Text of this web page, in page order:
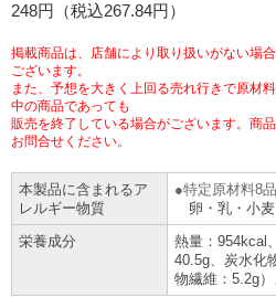
ニンテンドー・ダウンロードカード
スキャン
ファクス
チケット
プリペイドサービス
スポーツ振興くじ
セブン銀行ATM
ご利用可能なお支払い方法
スマホプリペイド
レジでApple Accountにチャージ
イープラス
JTB
セブンネットショッピング
貸借対照表・損益計算書
沿革
国内店舗数
売上高、店舗数推移
セブン‐イレブンの海外事業
サステナビリティ推進体制
GREEN CHALLENGE 2050
4VISIONS
サステナビリティニュース
サステナビリティレポート
アルバイト情報
店舗検索
お問い合わせ
Language
English (Corporate)
English (Services)
简体中文(服务)
248円（税込267.84円）
掲載商品は、店舗により取り扱いがない場
ございます。
また、予想を大きく上回る売れ行きで原材
中の商品であっても
販売を終了している場合がございます。商
お問合せください。
本製品に含まれるア
レルギー物質
特定原材料8
卵・乳・小
栄養成分
熱量：954kcal
40.5g、炭水化
物繊維：5.2g